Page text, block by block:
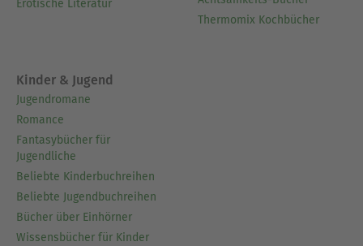
Erotische Literatur
Thermomix Kochbücher
Kinder & Jugend
Jugendromane
Romance
Fantasybücher für
Jugendliche
Beliebte Kinderbuchreihen
Beliebte Jugendbuchreihen
Bücher über Einhörner
Wissensbücher für Kinder